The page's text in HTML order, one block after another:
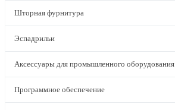
Шторная фурнитура
Эспадрильи
Аксессуары для промышленного оборудования
Программное обеспечение